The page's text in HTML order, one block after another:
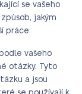
se vašeho
jakým
práce.
vašeho
otázky. Tyto
a jsou